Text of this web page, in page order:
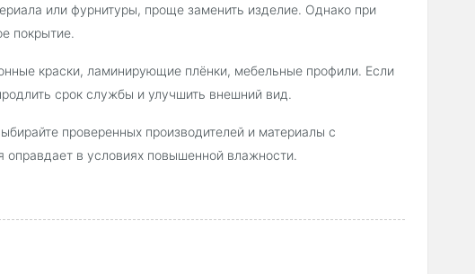
или фурнитуры, проще заменить изделие. Однако при
покрытие.
краски, ламинирующие плёнки, мебельные профили. Если
срок службы и улучшить внешний вид.
проверенных производителей и материалы с
оправдает в условиях повышенной влажности.